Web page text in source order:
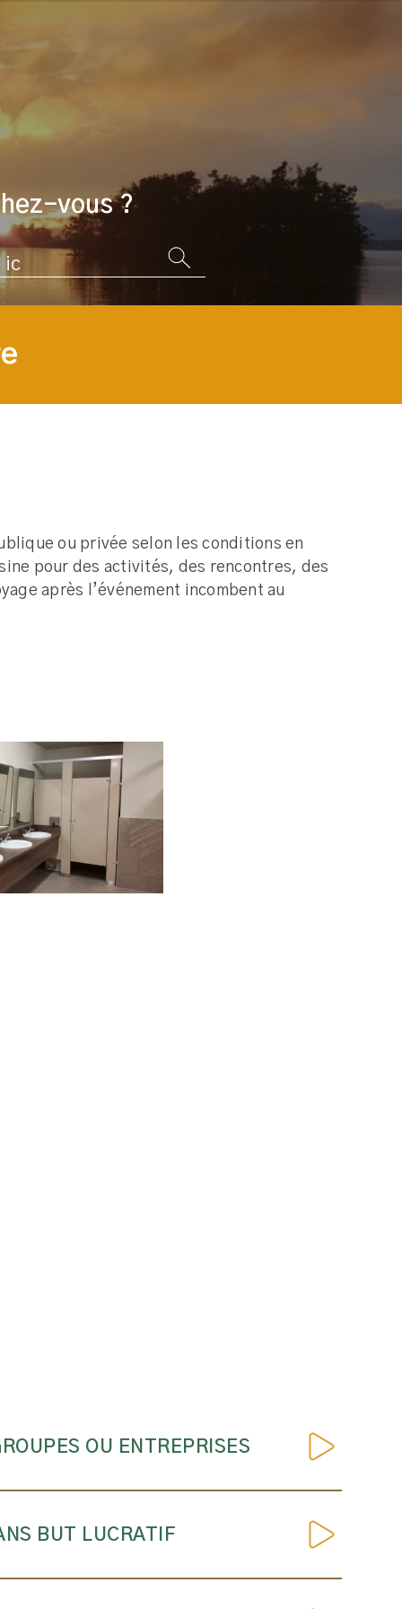
vous ?
ou privée selon les conditions en
pour des activités, des rencontres, des
après l’événement incombent au
OU ENTREPRISES
BUT LUCRATIF